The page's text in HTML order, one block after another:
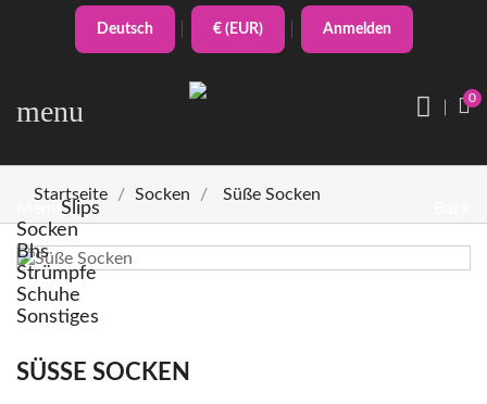
Deutsch € (EUR) Anmelden
menu 0
Slips
Socken
Bhs
Strümpfe
Schuhe
Sonstiges
Startseite Socken Süße Socken
SÜSSE SOCKEN